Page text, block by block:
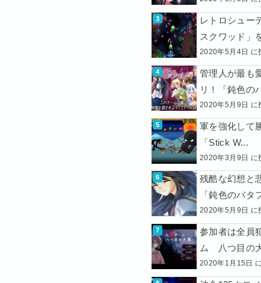
レトロシュー
スクワッド」
2020年5月4日 に
管理人が最も
リ！「鈍色の
2020年5月9日 に
軍を強化して
「Stick W...
2020年3月9日 に
残酷な幻想と
「鈍色のバタ
2020年5月9日 に
参加者は全員
ム 八つ目の
2020年1月15日